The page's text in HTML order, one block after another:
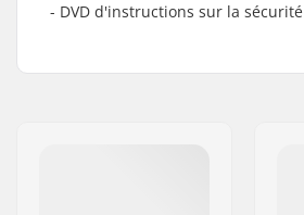
- DVD d'instructions sur la sécurité